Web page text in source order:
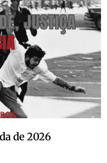
de 2026